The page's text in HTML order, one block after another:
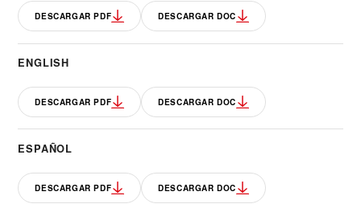
DESCARGAR PDF DESCARGAR DOC
ENGLISH
DESCARGAR PDF DESCARGAR DOC
ESPAÑOL
DESCARGAR PDF DESCARGAR DOC